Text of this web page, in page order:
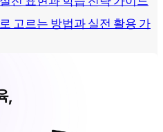
고르는 방법과 실전 활용 가